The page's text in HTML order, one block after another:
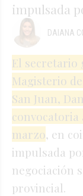
impulsada
DAIANA
El secretario
Magisterio
San Juan,
convocatoria
marzo, en
impulsada
negociación
provincial.